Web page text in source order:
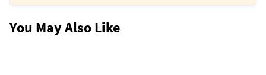
You May Also Like